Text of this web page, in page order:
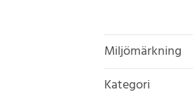
Miljömärkning
Kategori